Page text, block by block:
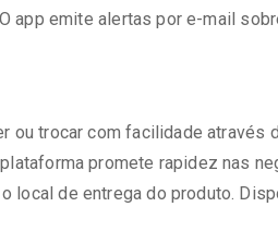
app emite alertas por e-mail
ou trocar com facilidade através
promete rapidez nas
local de entrega do produto.